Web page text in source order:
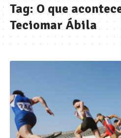
Tag: O que
Teciomar Ábila